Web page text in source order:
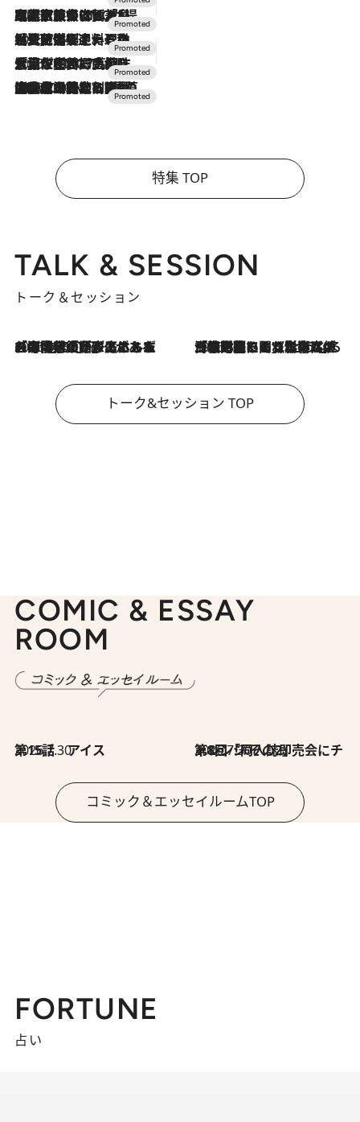
2026.7.31
【ホテル帰省】という選択肢をOMOが提案。家族とほどよい距離を保つには「昼は実家、夜は気兼ねなくホテルで！」
2026.7.24
【夏限定ディナーコース】旬を迎える稚鮎や花ズッキーニなどをイタリア・トスカーナの郷土料理の手法で満喫！
2026.7.17
「土佐和ハーブかき氷」がOMO7高知に登場！生姜、山椒、大葉など目にも舌にも涼を呼ぶ郷土の味
2026.7.10
NEW OPEN！【界 草津】名湯の地に誕生。趣の異なる2種の温泉と上州ならではの会席・蕎麦割烹など美食を味わう究極の癒やし旅
特集 TOP
TALK & SESSION
トーク＆セッション
2026.8.3
「今後値上げがあるとすれば…」「リスクがあるのは今年の冬」エネルギー専門家が語る、ホルムズ海峡封鎖が家庭にもたらす“ある心配” 2026.8.3
「住宅建てられない…」「サーチャージ料の高値が続いている」ホルムズ海峡封鎖による影響はいつまで続く？《エネルギー専門家に聞く“どうなる日本の暮らし”》
トーク&セッション TOP
COMIC & ESSAY
ROOM
2026.7.30
第15話 アイス 2026.7.30
第8回「同人誌即売会にチャレンジ その2」
コミック＆エッセイルームTOP
FORTUNE
占い